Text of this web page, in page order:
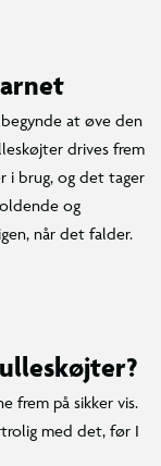
at øve den
drives frem
i brug, og det tager
og
når det falder.
frem på sikker vis.
med det, før I